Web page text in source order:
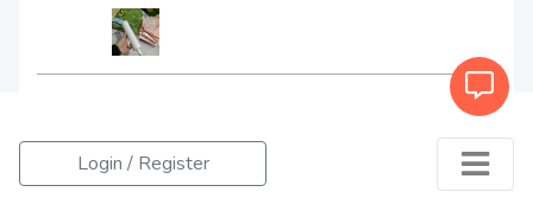
Login / Register